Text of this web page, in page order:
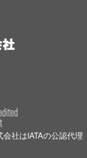
社はIATAの公認代理